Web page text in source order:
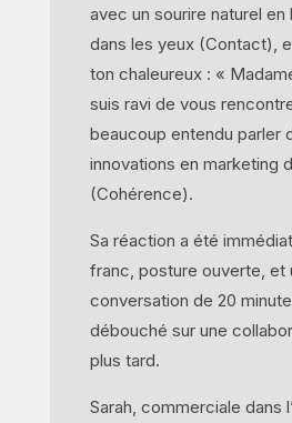
avec un sourire naturel en
dans les yeux (Contact), et
ton chaleureux : «
suis ravi de vous
beaucoup entendu parler
innovations en marketing
(Cohérence).
Sa réaction a été
franc, posture ouverte, et
conversation de 20
débouché sur une
plus tard.
Sarah, commerciale dans